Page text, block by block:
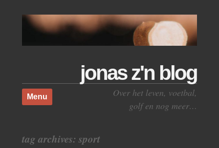
jonas z'n blog
Over het leven, voetbal,
golf en nog meer…
Menu
Skip to content
tag archives: sport